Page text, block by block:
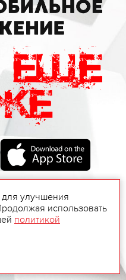
для улучшения
использовать
политикой